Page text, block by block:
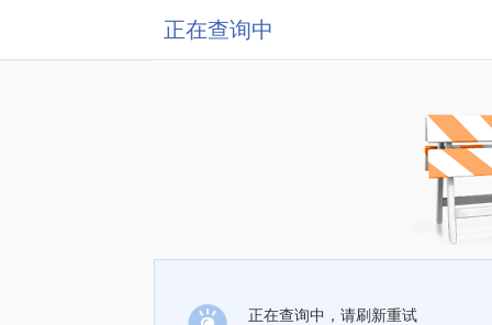
正在查询中
正在查询中，请刷新重试